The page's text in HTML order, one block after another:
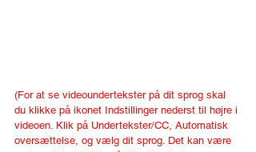
(For at se videoundertekster på dit sprog skal
du klikke på ikonet Indstillinger nederst til højre i
videoen. Klik på Undertekster/CC, Automatisk
oversættelse, og vælg dit sprog. Det kan være